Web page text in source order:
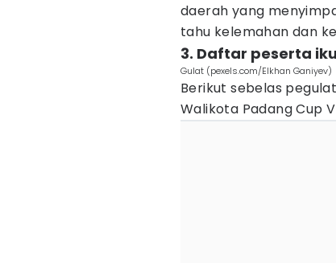
daerah yang
tahu kelemahan dan
3. Daftar peserta
Gulat (pexels.com/Elkhan Ganiyev)
Berikut sebelas
Walikota Padang Cup